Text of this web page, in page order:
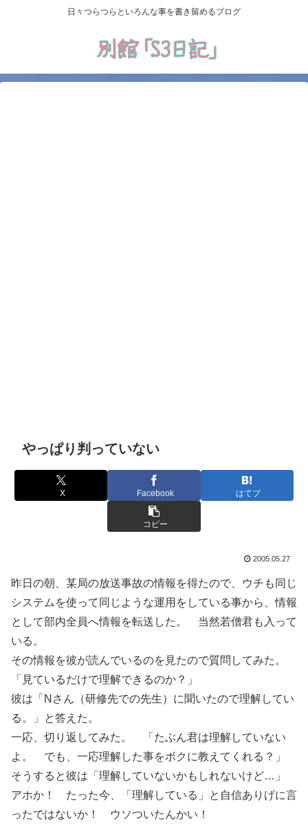
日々つらつらといろんな事を書き留めるブログ
やっぱり判っていない
X Facebook はてブ
コピー
2005.05.27
昨日の朝、某局の放送事故の情報を得たので、ウチも同じ
システムを使って同じような運用をしている事から、情報
として部内全員へ情報を転送した。 当然若僧君も入って
いる。
その情報を彼が読んでいるのを見たので質問してみた。
「見ているだけで理解できるのか？」
彼は「Nさん（研修先での先生）に聞いたので理解してい
る。」と答えた。
一応、切り返してみた。 「たぶん君は理解していない
よ。 でも、一応理解した事をボクに教えてくれる？」
そうすると彼は「理解していないかもしれないけど…」
アホか！ たった今、「理解している」と自信ありげに言
ったではないか！ ウソついたんかい！